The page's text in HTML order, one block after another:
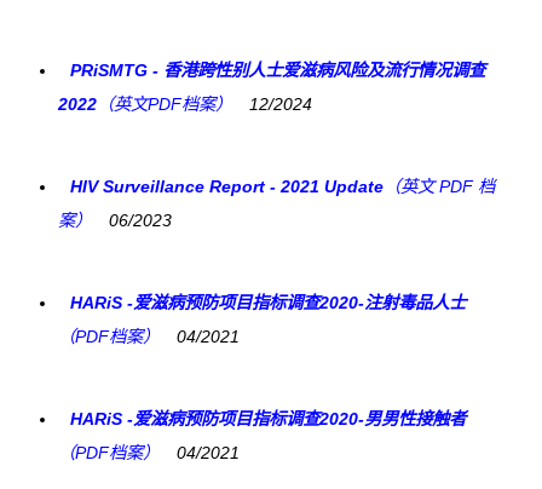
PRiSMTG - 香港跨性别人士爱滋病风险及流行情况调查
2022 （英文PDF档案） 12/2024
HIV Surveillance Report - 2021 Update （英文 PDF 档
案）
06/2023
HARiS -爱滋病预防项目指标调查2020-注射毒品人士
（PDF档案）
04/2021
HARiS -爱滋病预防项目指标调查2020-男男性接触者
（PDF档案）
04/2021